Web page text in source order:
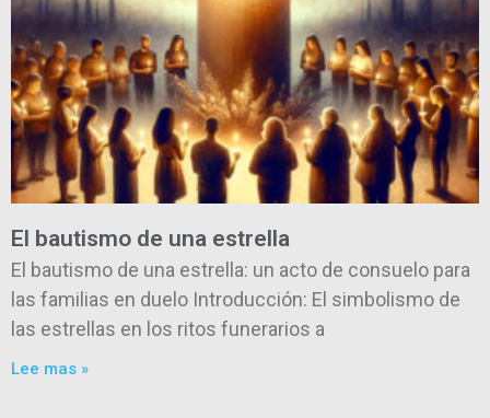
El bautismo de una estrella
El bautismo de una estrella: un acto de consuelo para
las familias en duelo Introducción: El simbolismo de
las estrellas en los ritos funerarios a
Lee mas »